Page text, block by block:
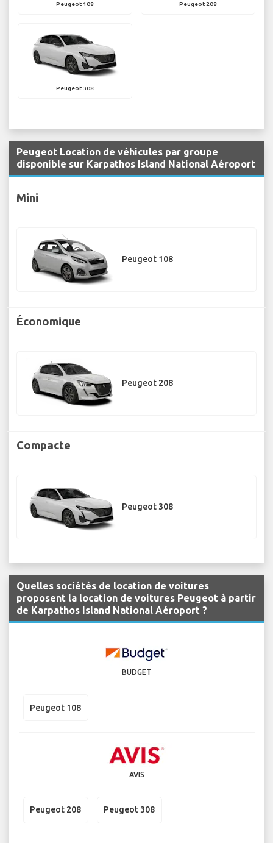
Peugeot 108 Peugeot 208
Peugeot 308
Peugeot Location de véhicules par groupe
disponible sur Karpathos Island National Aéroport
Mini
Peugeot 108
Économique
Peugeot 208
Compacte
Peugeot 308
Quelles sociétés de location de voitures
proposent la location de voitures Peugeot à partir
de Karpathos Island National Aéroport ?
BUDGET
Peugeot 108
AVIS
Peugeot 208 Peugeot 308